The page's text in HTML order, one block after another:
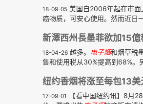
18-09-05 美国自2006年起在市面
癌物质，可安心使用。然而近日
新澤西州長墨菲欲加15億
18-04-26 越多。 电子烟和烟草税
售和使用税从30%提高到68%。
纽约香烟将涨至每包13美
17-09-01
【看中国纽约讯】8月